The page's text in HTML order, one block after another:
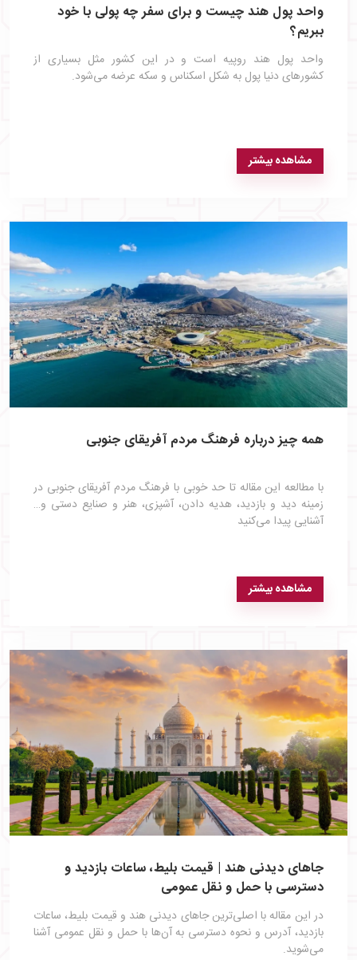
واحد پول هند چیست و برای سفر چه پولی با خود
ببریم؟
واحد پول هند روپیه است و در این کشور مثل بسیاری از
کشورهای دنیا پول به شکل اسکناس و سکه عرضه می‌شود.
مشاهده بیشتر
همه چیز درباره فرهنگ مردم آفریقای جنوبی
با مطالعه این مقاله تا حد خوبی با فرهنگ مردم آفریقای جنوبی در
زمینه دید و بازدید، هدیه دادن، آشپزی، هنر و صنایع دستی و…
آشنایی پیدا می‌کنید
مشاهده بیشتر
جاهای دیدنی هند | قیمت بلیط، ساعات بازدید و
دسترسی با حمل و نقل عمومی
در این مقاله با اصلی‌ترین جاهای دیدنی هند و قیمت بلیط، ساعات
بازدید، آدرس و نحوه دسترسی به آن‌ها با حمل و نقل عمومی آشنا
می‌شوید.